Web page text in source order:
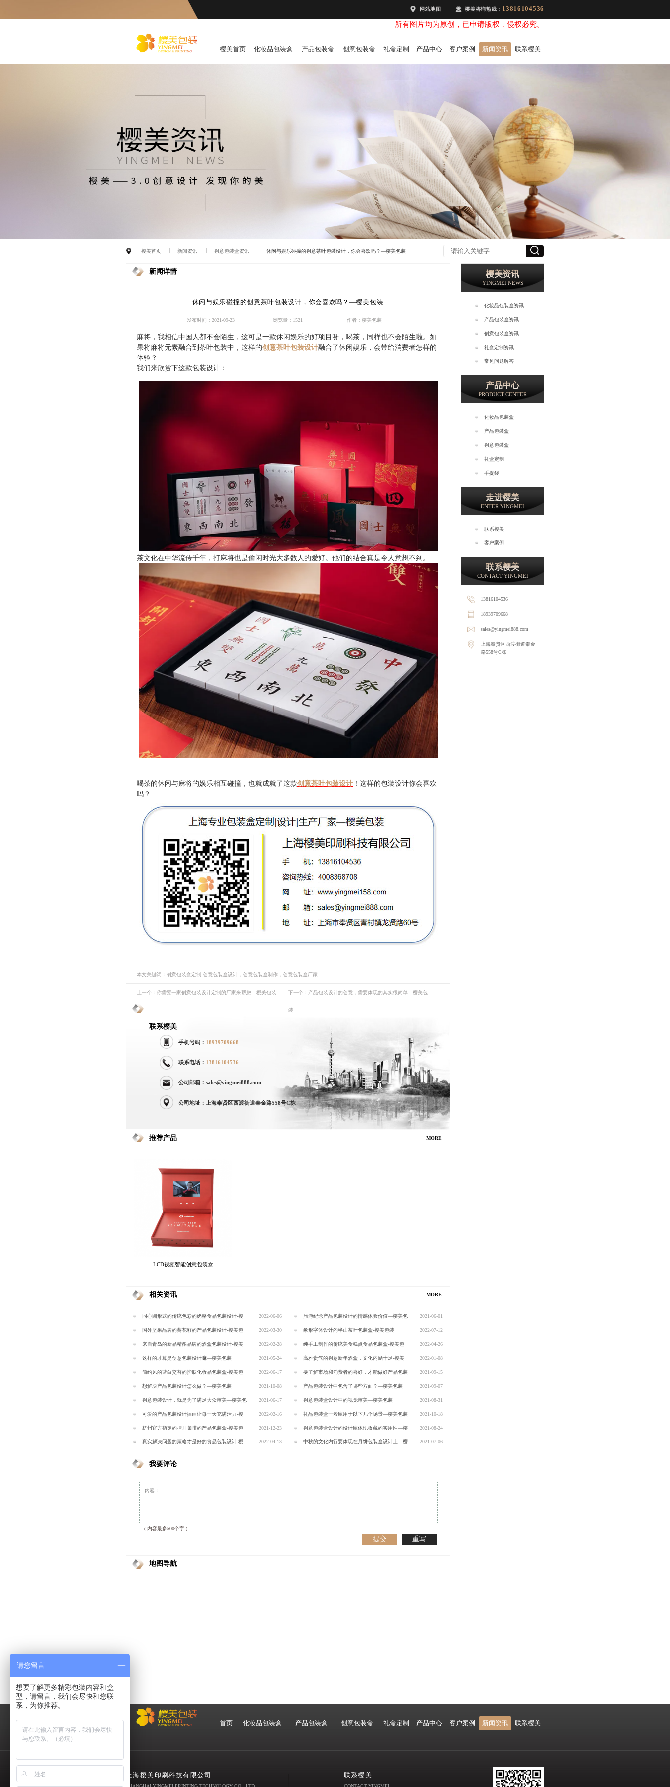
网站地图 樱美咨询热线： 13816104536
所有图片均为原创，已申请版权，侵权必究。
化
妆品包装盒工厂,高档包装
樱美首页 化妆品包装盒 产品包装盒 创意包装盒 礼盒定制 产品中心 客户案例 新闻资讯 联系樱美
樱美首页 新闻资讯 创意包装盒资讯 休闲与娱乐碰撞的创意茶叶包装设计，你会喜欢吗？—樱美包装
樱美资讯
YINGMEI NEWS
化妆品包装盒资讯
产品包装盒资讯
创意包装盒资讯
礼盒定制资讯
常见问题解答
产品中心
PRODUCT CENTER
化妆品包装盒
产品包装盒
创意包装盒
礼盒定制
手提袋
走进樱美
ENTER YINGMEI
联系樱美
客户案例
联系樱美
CONTACT YINGMEI
13816104536
18939709668
sales@yingmei888.com
上海奉贤区西渡街道奉金
路558号C栋
新闻详情
休闲与娱乐碰撞的创意茶叶包装设计，你会喜欢吗？—樱美包装
发布时间：2021-09-23 浏览量：1521 作者：樱美包装
麻将，我相信中国人都不会陌生，这可是一款休闲娱乐的好项目呀，喝茶，同样也不会陌生啦。如
果将麻将元素融合到茶叶包装中，这样的创意茶叶包装设计融合了休闲娱乐，会带给消费者怎样的
体验？
我们来欣赏下这款包装设计：
茶文化在中华流传千年，打麻将也是偷闲时光大多数人的爱好。他们的结合真是令人意想不到。
喝茶的休闲与麻将的娱乐相互碰撞，也就成就了这款创意茶叶包装设计 ！这样的包装设计你会喜欢
吗？
本文关键词：创意包装盒定制,创意包装盒设计，创意包装盒制作，创意包装盒厂家
上一个：你需要一家创意包装设计定制的厂家来帮您—樱美包装 下一个：产品包装设计的创意，需要体现的其实很简单—樱美包
装
联系樱美
手机号码： 18939709668
联系电话： 13816104536
公司邮箱：sales@yingmei888.com
公司地址：上海奉贤区西渡街道奉金路558号C栋
推荐产品 MORE
LCD视频智能创意包装盒
相关资讯 MORE
同心圆形式的传统色彩的奶酪食品包装设计-樱
美包装
2022-06-06 旅游纪念产品包装设计的情感体验价值—樱美包
装
2021-06-01
国外坚果品牌的葵花籽的产品包装设计-樱美包
装
2022-03-30 象形字体设计的半山茶叶包装盒-樱美包装 2022-07-12
来自青岛的新品精酿品牌的酒盒包装设计-樱美
包装
2022-02-28 纯手工制作的传统美食糕点食品包装盒-樱美包
装
2022-04-26
这样的才算是创意包装设计嘛—樱美包装 2021-05-24 高雅贵气的创意新年酒盒，文化内涵十足-樱美
包装
2022-01-08
简约风的蓝白交替的护肤化妆品包装盒-樱美包
装
2022-06-17 要了解市场和消费者的喜好，才能做好产品包装
设计—樱美包装
2021-09-15
想解决产品包装设计​怎么做？—樱美包装 2021-10-08 产品包装设计中包含了哪些方面？—樱美包装 2021-09-07
创意包装设计，就是为了满足大众审美—樱美包
装
2021-06-17 创意包装盒设计中的视觉审美—樱美包装 2021-08-31
可爱的产品包装设计插画让每一天充满活力-樱
美包装
2022-02-16 礼品包装盒一般应用于以下几个场景—樱美包装 2021-10-18
杭州官方指定的挂耳咖啡的产品包装盒-樱美包
装
2021-12-23 创意包装盒设计的设计应体现收藏的实用性—樱
美包装
2021-08-24
真实解决问题的策略才是好的食品包装设计-樱 2022-04-13 中秋的文化内行要体现在月饼包装盒设计上—樱 2021-07-06
我要评论
( 内容最多500个字 )
提交 重写
地图导航
化
首页 化妆品包装盒 产品包装盒 创意包装盒 礼盒定制 产品中心 客户案例 新闻资讯 联系樱美
上海樱美印刷科技有限公司
SHANGHAI YINGMEI PRINTING TECHNOLOGY CO., LTD
联系樱美
CONTACT YINGMEI
请您留言
想要了解更多精彩包装内容和盒
型，请留言，我们会尽快和您联
系，为你推荐。